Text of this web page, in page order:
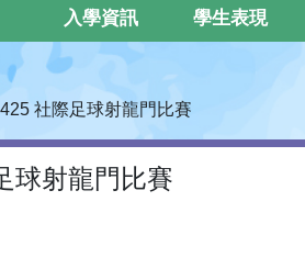
入學資訊 學生表現
社際足球射龍門比賽
球射龍門比賽